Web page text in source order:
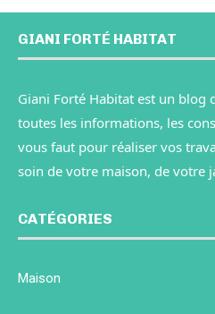
GIANI FORTÉ HABITAT
Giani Forté Habitat est un blog
toutes les informations, les
vous faut pour réaliser vos
soin de votre maison, de votre
CATÉGORIES
Maison